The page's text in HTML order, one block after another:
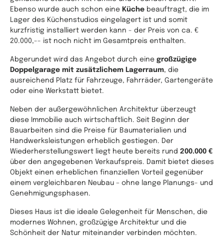
Ebenso wurde auch schon eine Küche beauftragt, die im
Lager des Küchenstudios eingelagert ist und somit
kurzfristig installiert werden kann - der Preis von ca. €
20.000,-- ist noch nicht im Gesamtpreis enthalten.
Abgerundet wird das Angebot durch eine großzügige
Doppelgarage mit zusätzlichem Lagerraum, die
ausreichend Platz für Fahrzeuge, Fahrräder, Gartengeräte
oder eine Werkstatt bietet.
Neben der außergewöhnlichen Architektur überzeugt
diese Immobilie auch wirtschaftlich. Seit Beginn der
Bauarbeiten sind die Preise für Baumaterialien und
Handwerksleistungen erheblich gestiegen. Der
Wiederherstellungswert liegt heute bereits rund 200.000 €
über den angegebenen Verkaufspreis. Damit bietet dieses
Objekt einen erheblichen finanziellen Vorteil gegenüber
einem vergleichbaren Neubau – ohne lange Planungs- und
Genehmigungsphasen.
Dieses Haus ist die ideale Gelegenheit für Menschen, die
modernes Wohnen, großzügige Architektur und die
Schönheit der Natur miteinander verbinden möchten.